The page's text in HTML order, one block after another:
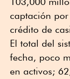
captación
crédito de
El total del
fecha, poco
en activos;